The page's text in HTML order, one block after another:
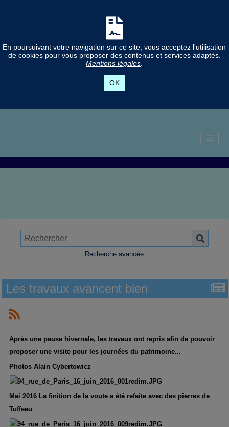
En poursuivant votre navigation sur ce site, vous acceptez l'utilisation
de cookies pour vous proposer des contenus et services adaptés.
Mentions légales
OK
Recherche avancée
Les travaux avancent bien
Après une pause hivernale, les travaux ont repris afin de pouvoir
proposer une visite pour les journées du patrimoine...
Photos Alain Cybertowicz
Mai 2016 La finition de la voute a été refaite avec des pierres de
Tuffeau